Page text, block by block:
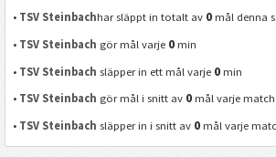
• TSV Steinbachhar släppt in totalt av 0 mål denna
• TSV Steinbach gör mål varje 0 min
• TSV Steinbach släpper in ett mål varje 0 min
• TSV Steinbach gör mål i snitt av 0 mål varje match.
• TSV Steinbach släpper in i snitt av 0 mål varje